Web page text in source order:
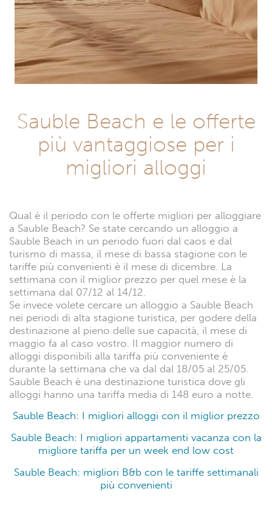
Sauble Beach e le offerte
più vantaggiose per i
migliori alloggi
Qual è il periodo con le offerte migliori per alloggiare
a Sauble Beach? Se state cercando un alloggio a
Sauble Beach in un periodo fuori dal caos e dal
turismo di massa, il mese di bassa stagione con le
tariffe più convenienti è il mese di dicembre. La
settimana con il miglior prezzo per quel mese è la
settimana dal 07/12 al 14/12.
Se invece volete cercare un alloggio a Sauble Beach
nei periodi di alta stagione turistica, per godere della
destinazione al pieno delle sue capacità, il mese di
maggio fa al caso vostro. Il maggior numero di
alloggi disponibili alla tariffa più conveniente è
durante la settimana che va dal dal 18/05 al 25/05.
Sauble Beach è una destinazione turistica dove gli
alloggi hanno una tariffa media di 148 euro a notte.
Sauble Beach: I migliori alloggi con il miglior prezzo
Sauble Beach: I migliori appartamenti vacanza con la
migliore tariffa per un week end low cost
Sauble Beach: migliori B&b con le tariffe settimanali
più convenienti